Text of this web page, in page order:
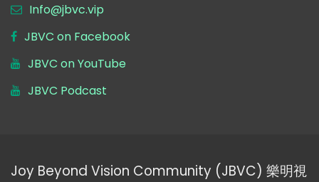
Info@jbvc.vip
JBVC on Facebook
JBVC on YouTube
JBVC Podcast
Joy Beyond Vision Community (JBVC) 樂明視